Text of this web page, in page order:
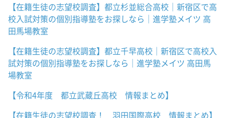
【在籍生徒の志望校調査】都立杉並総合高校｜新宿区で高
校入試対策の個別指導塾をお探しなら｜進学塾メイツ 高
田馬場教室
【在籍生徒の志望校調査】都立千早高校｜新宿区で高校入
試対策の個別指導塾をお探しなら｜進学塾メイツ 高田馬
場教室
【令和4年度 都立武蔵丘高校 情報まとめ】
【在籍生徒の志望校調査！ 羽田国際高校 情報まとめ】